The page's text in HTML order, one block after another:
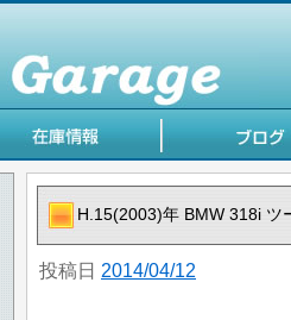
H.15(2003)年 BMW 318i ツ
投稿日 2014/04/12